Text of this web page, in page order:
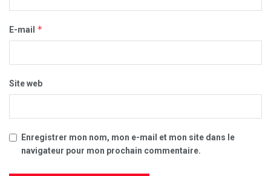
E-mail *
Site web
Enregistrer mon nom, mon e-mail et mon site dans le
navigateur pour mon prochain commentaire.